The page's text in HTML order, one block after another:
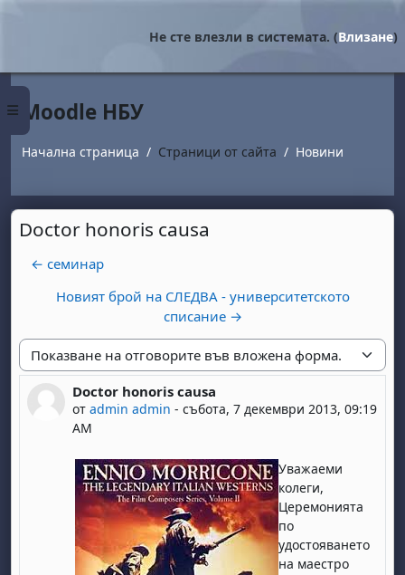
Страничен панел
Не сте влезли в системата. (Влизане)
Moodle НБУ
Начална страница Страници от сайта Новини
Doctor honoris causa
← семинар
Новият брой на СЛЕДВА - университетското
списание →
Начин на показване
Doctor honoris causa
от admin admin - събота, 7 декември 2013, 09:19
AM
Number of replies: 0
Уважаеми
колеги,
Церемонията
по
удостояването
на маестро